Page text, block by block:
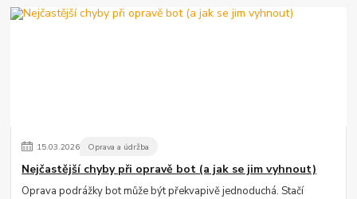
15.03.2026 Oprava a údržba
Nejčastější chyby při opravě bot (a jak se jim vyhnout)
Oprava podrážky bot může být překvapivě jednoduchá. Stačí